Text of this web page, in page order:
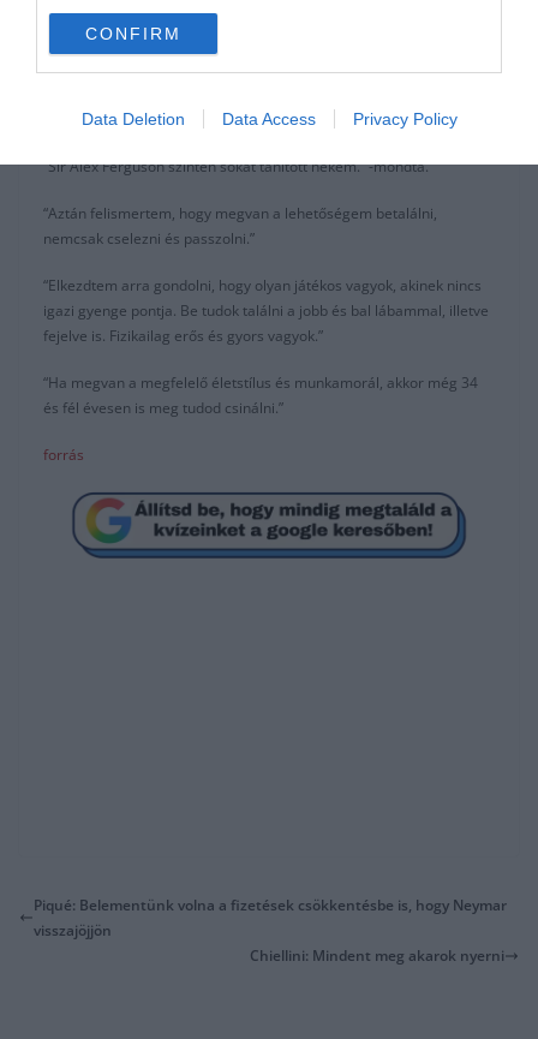
CONFIRM
Data Deletion Data Access Privacy Policy
Úgy néz ki, a korábbi összeveszés edzésen, még se hagyott olyan
komoly nyomot Ronaldoban.
beilleszkedni.
“Sir Alex Ferguson szintén sokat tanított nekem.” -mondta.
“Aztán felismertem, hogy megvan a lehetőségem betalálni,
nemcsak cselezni és passzolni.”
“Elkezdtem arra gondolni, hogy olyan játékos vagyok, akinek nincs
igazi gyenge pontja. Be tudok találni a jobb és bal lábammal, illetve
fejelve is. Fizikailag erős és gyors vagyok.”
“Ha megvan a megfelelő életstílus és munkamorál, akkor még 34
és fél évesen is meg tudod csinálni.”
forrás
Piqué: Belementünk volna a fizetések csökkentésbe is, hogy Neymar
visszajöjjön
Chiellini: Mindent meg akarok nyerni